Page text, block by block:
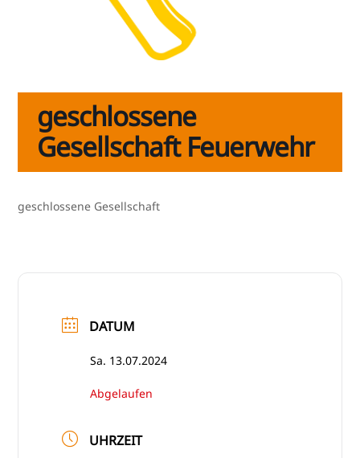
geschlossene
Gesellschaft Feuerwehr
geschlos­se­ne Gesellschaft
DATUM
Sa. 13.07.2024
Abgelaufen
UHRZEIT